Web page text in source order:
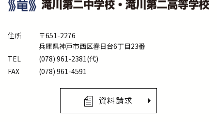
住所
〒651-2276
兵庫県神戸市西区春日台6丁目23番
TEL
(078) 961-2381(代)
FAX
(078) 961-4591
資料請求